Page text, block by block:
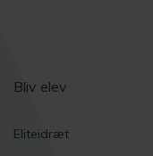
Bliv elev
Eliteidræt